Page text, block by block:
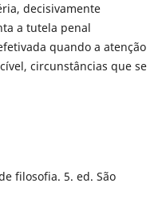
decisivamente
a tutela penal
quando a atenção
circunstâncias que se
filosofia. 5. ed. São